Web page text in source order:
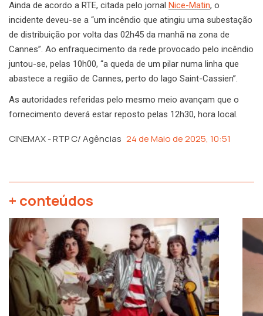
Ainda de acordo a RTE, citada pelo jornal Nice-Matin, o
incidente deveu-se a “um incêndio que atingiu uma subestação
de distribuição por volta das 02h45 da manhã na zona de
Cannes”. Ao enfraquecimento da rede provocado pelo incêndio
juntou-se, pelas 10h00, “a queda de um pilar numa linha que
abastece a região de Cannes, perto do lago Saint-Cassien”.
As autoridades referidas pelo mesmo meio avançam que o
fornecimento deverá estar reposto pelas 12h30, hora local.
CINEMAX - RTP C/ Agências 24 de Maio de 2025, 10:51
+ conteúdos